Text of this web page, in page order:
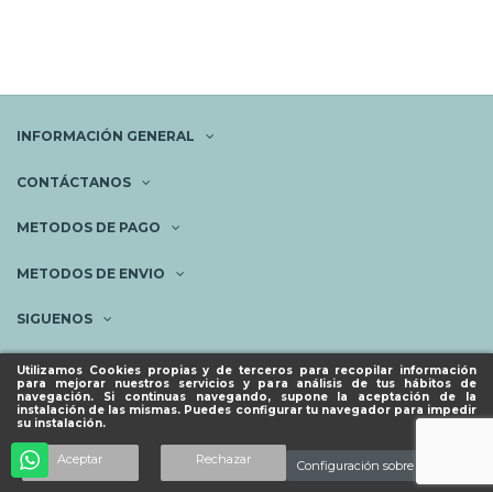
Utilizamos Cookies propias y de terceros para recopilar información
para mejorar nuestros servicios y para análisis de tus hábitos de
navegación. Si continuas navegando, supone la aceptación de la
instalación de las mismas. Puedes configurar tu navegador para impedir
su instalación.
Aceptar Rechazar Configuración sobre cookies
Añadir al carrito
INFORMACIÓN GENERAL
CONTÁCTANOS
METODOS DE PAGO
METODOS DE ENVIO
SIGUENOS
NEWSLETTER